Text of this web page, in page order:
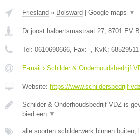
Friesland » Bolsward Google maps ▼
Dr joost halbertsmastraat 27, 8701 EV
Tel: 0610690666, Fax: -, KvK: 68529511
E-mail › Schilder & Onderhoudsbedrijf
Website: https://www.schildersbedrijf-
Schilder & Onderhoudsbedrijf VDZ is
bied een ▼
alle soorten schilderwerk binnen buiten,